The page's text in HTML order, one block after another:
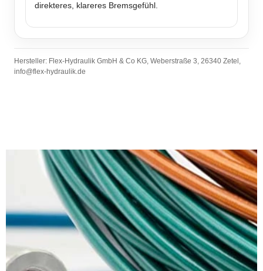
direkteres, klareres Bremsgefühl.
Hersteller: Flex-Hydraulik GmbH & Co KG, Weberstraße 3, 26340 Zetel,
info@flex-hydraulik.de